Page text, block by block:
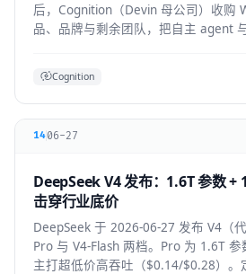
后，Cognition（Devin 母公司）收购
品、品牌与剩余团队，把自主 agent
Cognition
1406-27
DeepSeek V4 发布：1.6T 参数 +
击穿行业底价
DeepSeek 于 2026-06-27 发布 V4（
Pro 与 V4-Flash 两档。Pro 为 1.6T
主打超低价高吞吐（$0.14/$0.28）。